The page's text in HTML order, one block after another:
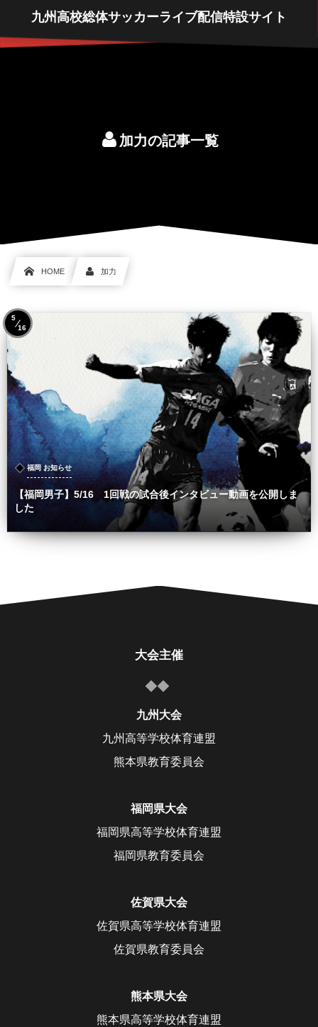
九州高校総体サッカーライブ配信特設サイト
加力の記事一覧
HOME 加力
福岡 お知らせ
【福岡男子】5/16 1回戦の試合後インタビュー動画を公開しま
した
5
16
大会主催
九州大会
九州高等学校体育連盟
熊本県教育委員会
福岡県大会
福岡県高等学校体育連盟
福岡県教育委員会
佐賀県大会
佐賀県高等学校体育連盟
佐賀県教育委員会
熊本県大会
熊本県高等学校体育連盟